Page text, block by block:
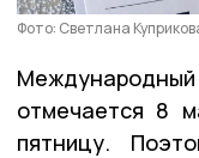
Фото: Светлана
отмечается 8
пятницу.